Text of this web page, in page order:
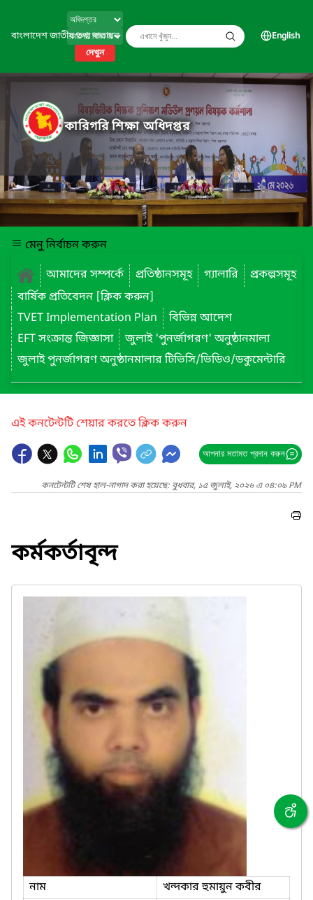
বাংলাদেশ জাতীয় তথ্য বাতায়ন
দেখুন
English
কারিগরি শিক্ষা অধিদপ্তর
মেনু নির্বাচন করুন
আমাদের সম্পর্কে
প্রতিষ্ঠানসমূহ গ্যালারি
প্রকল্পসমূহ
বার্ষিক প্রতিবেদন [ক্লিক করুন]
TVET Implementation Plan
বিভিন্ন আদেশ
EFT সংক্রান্ত জিজ্ঞাসা
জুলাই 'পুনর্জাগরণ' অনুষ্ঠানমালা
জুলাই পুনর্জাগরণ অনুষ্ঠানমালার টিভিসি/ভিডিও/ডকুমেন্টারি
এই কনটেন্টটি শেয়ার করতে ক্লিক করুন
আপনার মতামত প্রদান করুন
কনটেন্টটি শেষ হাল-নাগাদ করা হয়েছে: বুধবার, ১৫ জুলাই, ২০২৬ এ ০৪:০৯ PM
কর্মকর্তাবৃন্দ
নাম খন্দকার হুমায়ুন কবীর